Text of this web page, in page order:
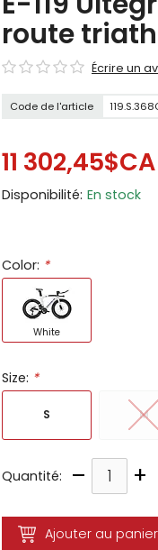
route
Écrire un
Code de l'article
11 302,45$CA
Disponibilité: En stock
Color: *
White
Size: *
S M
Quantité: – +
Ajouter au panier